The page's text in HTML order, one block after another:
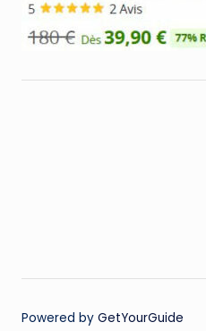
Powered by GetYourGuide